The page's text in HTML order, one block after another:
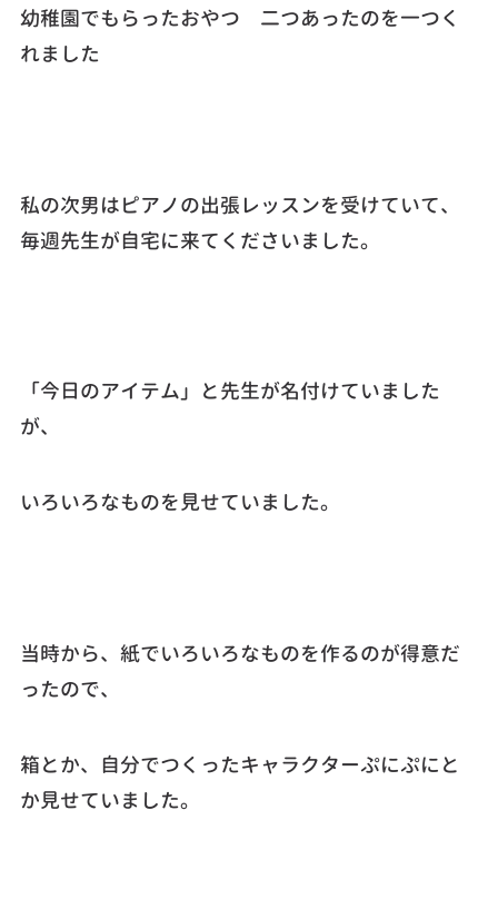
幼稚園でもらったおやつ 二つあったのを一つく
れました
私の次男はピアノの出張レッスンを受けていて、
毎週先生が自宅に来てくださいました。
「今日のアイテム」と先生が名付けていました
が、
いろいろなものを見せていました。
当時から、紙でいろいろなものを作るのが得意だ
ったので、
箱とか、自分でつくったキャラクターぷにぷにと
か見せていました。